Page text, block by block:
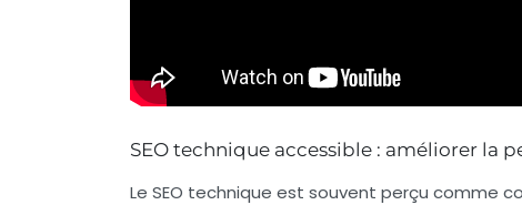
SEO technique accessible : améliorer la
Le SEO technique est souvent perçu comme